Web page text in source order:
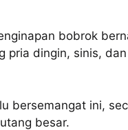
bobrok
pria dingin, sinis,
bersemangat ini,
besar.